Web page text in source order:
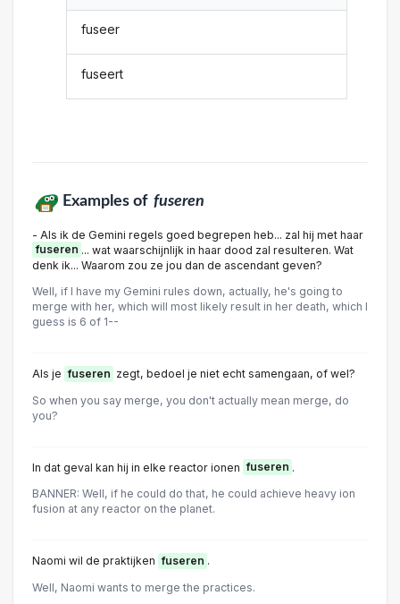
fuseer
fuseert
Examples of fuseren
- Als ik de Gemini regels goed begrepen heb... zal hij met haar
fuseren ... wat waarschijnlijk in haar dood zal resulteren. Wat
denk ik... Waarom zou ze jou dan de ascendant geven?
Well, if I have my Gemini rules down, actually, he's going to
merge with her, which will most likely result in her death, which I
guess is 6 of 1--
Als je fuseren zegt, bedoel je niet echt samengaan, of wel?
So when you say merge, you don't actually mean merge, do
you?
In dat geval kan hij in elke reactor ionen fuseren .
BANNER: Well, if he could do that, he could achieve heavy ion
fusion at any reactor on the planet.
Naomi wil de praktijken fuseren .
Well, Naomi wants to merge the practices.